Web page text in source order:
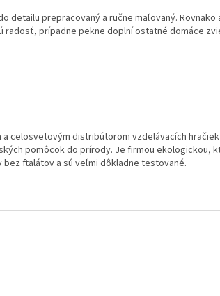
detailu prepracovaný a ručne maľovaný.
radosť, prípadne pekne doplní ostatné domáce
celosvetovým distribútorom vzdelávacích
pomôcok do prírody. Je firmou ekologickou,
ftalátov a sú veľmi dôkladne testované.